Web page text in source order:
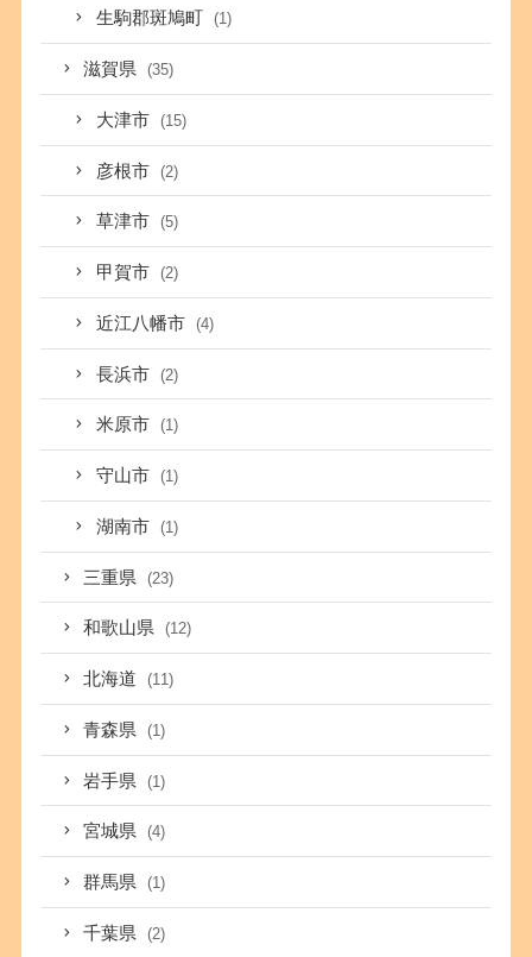
生駒郡斑鳩町 (1)
滋賀県 (35)
大津市 (15)
彦根市 (2)
草津市 (5)
甲賀市 (2)
近江八幡市 (4)
長浜市 (2)
米原市 (1)
守山市 (1)
湖南市 (1)
三重県 (23)
和歌山県 (12)
北海道 (11)
青森県 (1)
岩手県 (1)
宮城県 (4)
群馬県 (1)
千葉県 (2)